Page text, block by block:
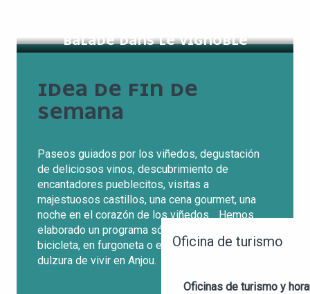
Oficina de turismo
Oficinas de turismo y
BALADE DANS LE VIGNOBLE
IDEA DE FIN DE
SEMANA
Paseos guiados por los viñedos, degustación
de deliciosos vinos, descubrimiento de
encantadores pueblecitos, visitas a
majestuosos castillos, una cena gourmet, una
noche en el corazón de los viñedos… Hemos
elaborado un programa sólo para usted. A pie, en
bicicleta, en furgoneta o en barco, disfrute de la
dulzura de vivir en Anjou.